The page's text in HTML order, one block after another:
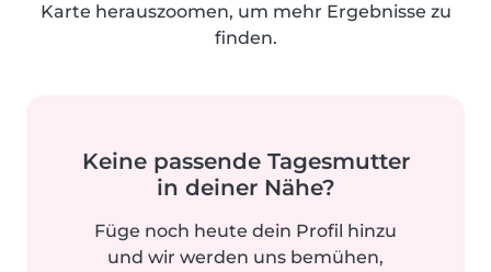
Karte herauszoomen, um mehr Ergebnisse zu
finden.
Keine passende Tagesmutter
in deiner Nähe?
Füge noch heute dein Profil hinzu
und wir werden uns bemühen,